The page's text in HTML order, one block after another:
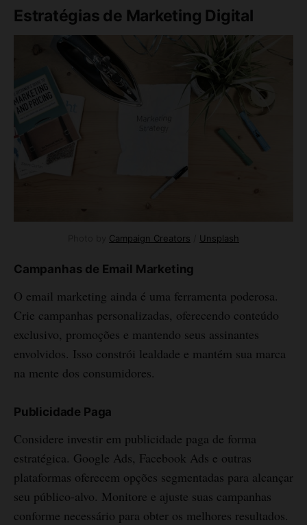
Estratégias de Marketing Digital
Campaign Creators Unsplash
Campanhas de Email Marketing
O email marketing ainda é uma ferramenta poderosa.
Crie campanhas personalizadas, oferecendo conteúdo
exclusivo, promoções e mantendo seus assinantes
envolvidos. Isso constrói lealdade e mantém sua marca
na mente dos consumidores.
Publicidade Paga
Considere investir em publicidade paga de forma
estratégica. Google Ads, Facebook Ads e outras
plataformas oferecem opções segmentadas para alcançar
seu público-alvo. Monitore e ajuste suas campanhas
conforme necessário para obter os melhores resultados.